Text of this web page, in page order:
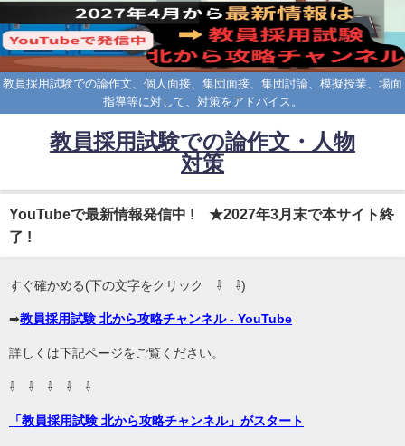
教員採用試験での論作文、個人面接、集団面接、集団討論、模擬授業、場面
指導等に対して、対策をアドバイス。
教員採用試験での論作文・人物
対策
YouTubeで最新情報発信中 ! ★2027年3月末で本サイト終
了 !
すぐ確かめる(下の文字をクリック ⇩ ⇩)
➡教員採用試験 北から攻略チャンネル - YouTube
詳しくは下記ページをご覧ください。
⇩ ⇩ ⇩ ⇩ ⇩
「教員採用試験 北から攻略チャンネル」がスタート